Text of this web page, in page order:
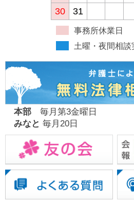
30
31
事務所休業日
土曜・夜間相談
本部毎月第3金曜日
みなと 毎月20日